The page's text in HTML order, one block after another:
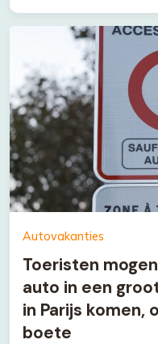
Autovakanties
Toeristen
auto in een
in Parijs komen,
boete